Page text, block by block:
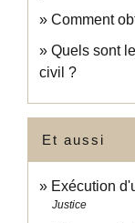
Comment
Quels sont
civil ?
Et aussi
Exécution
Justice